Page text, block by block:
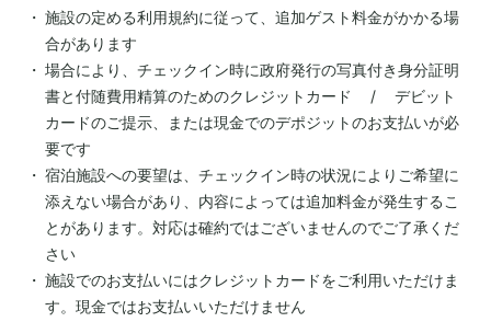
施設の定める利用規約に従って、追加ゲスト料金がかかる場
合があります
場合により、チェックイン時に政府発行の写真付き身分証明
書と付随費用精算のためのクレジットカード / デビット
カードのご提示、または現金でのデポジットのお支払いが必
要です
宿泊施設への要望は、チェックイン時の状況によりご希望に
添えない場合があり、内容によっては追加料金が発生するこ
とがあります。対応は確約ではございませんのでご了承くだ
さい
施設でのお支払いにはクレジットカードをご利用いただけま
す。現金ではお支払いいただけません